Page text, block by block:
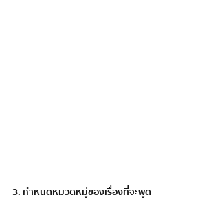
3. กำหนดหมวดหมู่ของเรื่องที่จะพูด